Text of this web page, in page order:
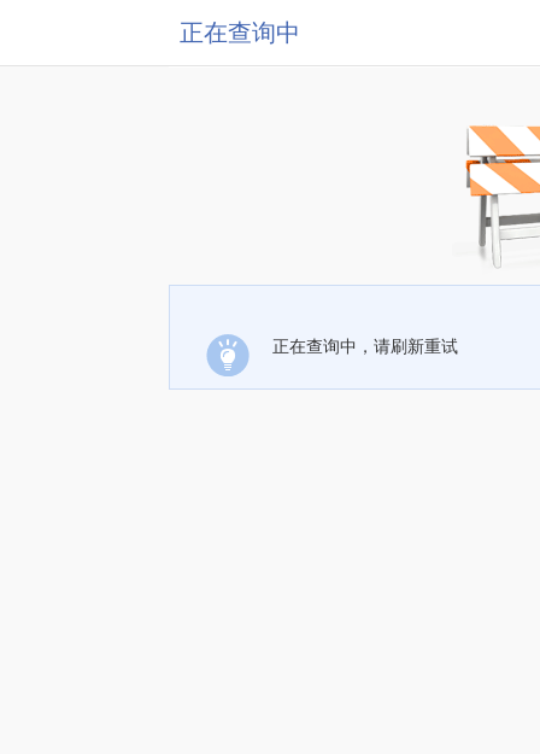
正在查询中
正在查询中，请刷新重试